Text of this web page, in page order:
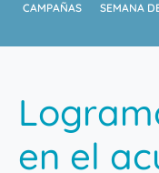
CAMPAÑAS
SEMANA
en el